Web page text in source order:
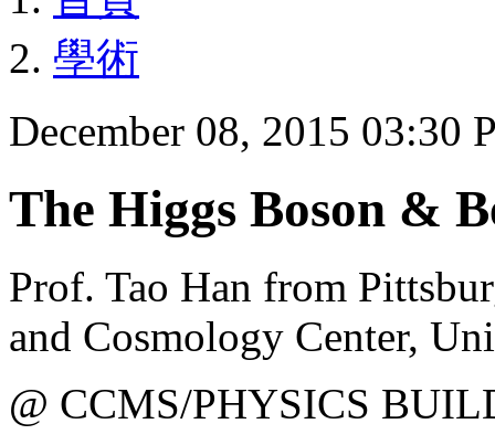
學術
December 08, 2015 03:30
The Higgs Boson &
Prof. Tao Han from
and Cosmology Center,
@ CCMS/PHYSICS